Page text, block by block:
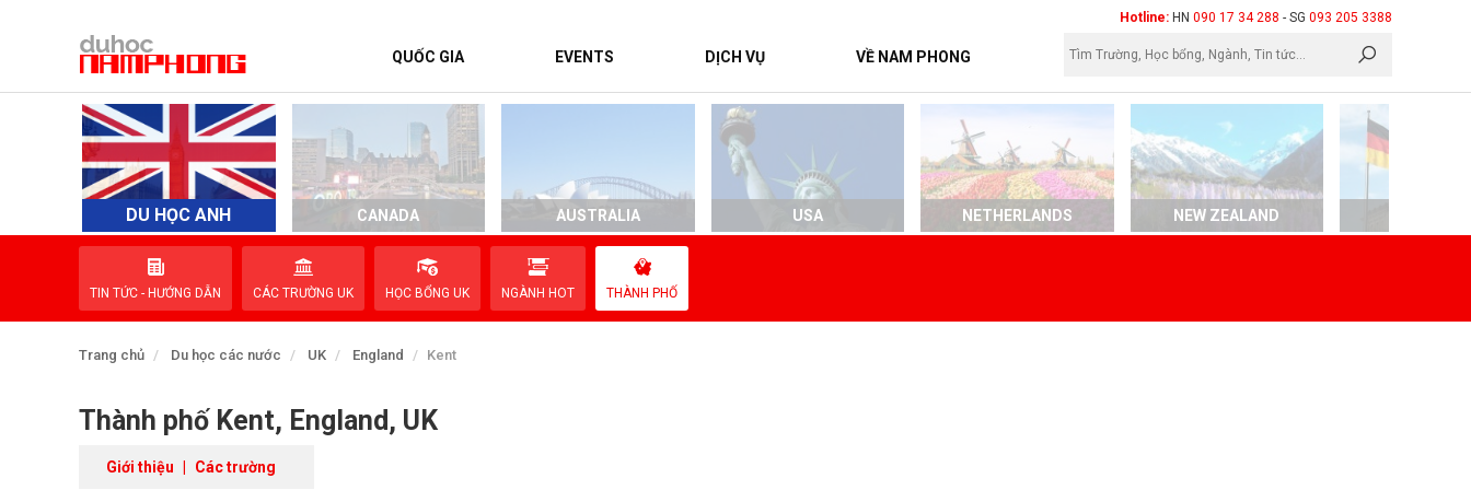
Hotline: HN 090 17 34 288 - SG 093 205 3388
QUỐC GIA EVENTS DỊCH VỤ VỀ NAM PHONG
DU HỌC ANH CANADA AUSTRALIA USA NETHERLANDS NEW ZEALAND
TIN TỨC - HƯỚNG DẪN CÁC TRƯỜNG UK HỌC BỔNG UK NGÀNH HOT THÀNH PHỐ
Trang chủ Du học các nước UK England Kent
Thành phố Kent, England, UK
Giới thiệu | Các trường
TRANG CHỦ
QUỐC GIA
EVENTS
LIÊN HỆ